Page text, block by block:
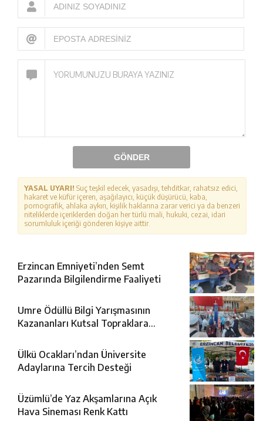
GÖNDER
YASAL UYARI! Suç teşkil edecek, yasadışı, tehditkar, rahatsız edici,
hakaret ve küfür içeren, aşağılayıcı, küçük düşürücü, kaba,
pornografik, ahlaka aykırı, kişilik haklarına zarar verici ya da benzeri
niteliklerde içeriklerden doğan her türlü mali, hukuki, cezai, idari
sorumluluk içeriği gönderen kişiye aittir.
Erzincan Emniyeti’nden Semt
Pazarında Bilgilendirme Faaliyeti
Umre Ödüllü Bilgi Yarışmasının
Kazananları Kutsal Topraklara
Ülkü Ocakları’ndan Üniversite
Adaylarına Tercih Desteği
Üzümlü’de Yaz Akşamlarına Açık
Hava Sineması Renk Kattı